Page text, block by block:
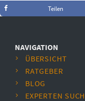
Teilen
NAVIGATION
ÜBERSICHT
RATGEBER
BLOG
EXPERTEN